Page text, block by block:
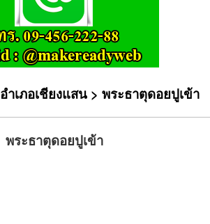
อำเภอเชียงแสน > พระธาตุดอยปูเข้า
พระธาตุดอยปูเข้า